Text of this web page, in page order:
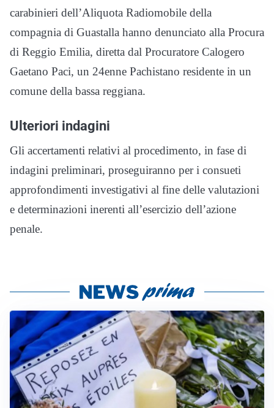
carabinieri dell’Aliquota Radiomobile della
compagnia di Guastalla hanno denunciato alla Procura
di Reggio Emilia, diretta dal Procuratore Calogero
Gaetano Paci, un 24enne Pachistano residente in un
comune della bassa reggiana.
Ulteriori indagini
Gli accertamenti relativi al procedimento, in fase di
indagini preliminari, proseguiranno per i consueti
approfondimenti investigativi al fine delle valutazioni
e determinazioni inerenti all’esercizio dell’azione
penale.